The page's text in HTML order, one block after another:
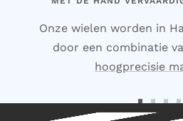
Onze wielen worden in
door een combinatie
hoogprecisie
GaGa